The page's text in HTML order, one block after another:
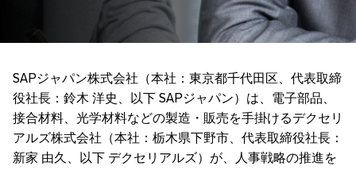
SAPジャパン株式会社（本社：東京都千代田区、代表取締
役社長：鈴木 洋史、以下 SAPジャパン）は、電子部品、
接合材料、光学材料などの製造・販売を手掛けるデクセリ
アルズ株式会社（本社：栃木県下野市、代表取締役社長：
新家 由久、以下 デクセリアルズ）が、人事戦略の推進を